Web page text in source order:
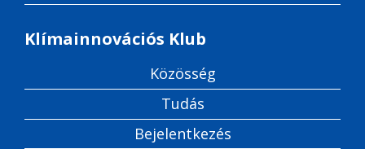
Klímainnovációs Klub
Közösség
Tudás
Bejelentkezés